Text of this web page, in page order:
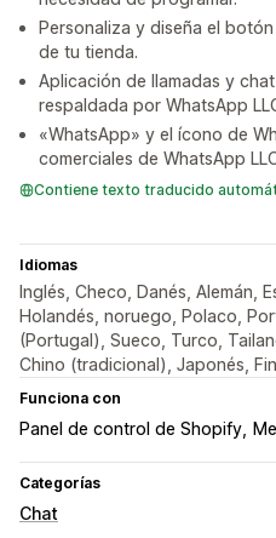
Personaliza y diseña el
de tu tienda.
Aplicación de llamadas y
respaldada por WhatsApp
«WhatsApp» y el ícono de
comerciales de WhatsApp
Contiene texto traducido
Idiomas
Inglés, Checo, Danés, Alemán,
Holandés, noruego, Polaco,
(Portugal), Sueco, Turco,
Chino (tradicional), Japonés,
Funciona con
Panel de control de Shopify
Categorías
Chat